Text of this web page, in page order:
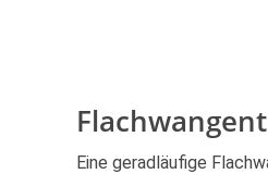
Eine geradläufige